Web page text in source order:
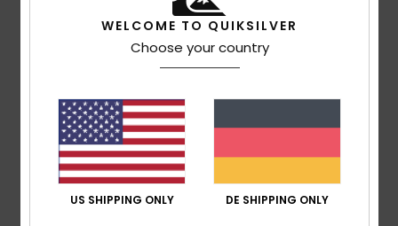
Details & Funktionen
Männer Grün T-Shirt
Funktionen
Kollektion:Eco-Kollektion
Stoff:Bio-Baumwollstoff [180 g/m2]
Passform:übergroße Passform
WELCOME TO QUIKSILVER
Choose your country
US SHIPPING ONLY DE SHIPPING ONLY